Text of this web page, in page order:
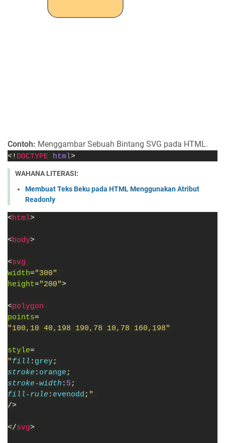
Contoh: Menggambar Sebuah Bintang SVG pada HTML.
<! DOCTYPE html>
WAHANA LITERASI:
Membuat Teks Beku pada HTML Menggunakan Atribut
Readonly
<html>
<body>
<svg
width="300"
height="200">
<polygon
points=
"100,10 40,198 190,78 10,78 160,198"
style=
"fill : grey;
stroke : orange ;
stroke-width : 5 ;
fill-rule : evenodd ; "
/>
</svg>